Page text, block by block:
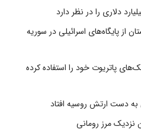
از پایگاه‌های اسرائیلی در سوریه
درصد از موشک‌های پاتریوت خود را استفاده کرده
به دست ارتش روسیه افتاد
نزدیک مرز رومانی